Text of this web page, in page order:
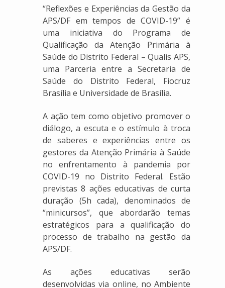
“Reflexões e Experiências da Gestão da
APS/DF em tempos de COVID-19” é
uma iniciativa do Programa de
Qualificação da Atenção Primária à
Saúde do Distrito Federal – Qualis APS,
uma Parceria entre a Secretaria de
Saúde do Distrito Federal, Fiocruz
Brasília e Universidade de Brasília.
A ação tem como objetivo promover o
diálogo, a escuta e o estímulo à troca
de saberes e experiências entre os
gestores da Atenção Primária à Saúde
no enfrentamento à pandemia por
COVID-19 no Distrito Federal. Estão
previstas 8 ações educativas de curta
duração (5h cada), denominados de
“minicursos”, que abordarão temas
estratégicos para a qualificação do
processo de trabalho na gestão da
APS/DF.
As ações educativas serão
desenvolvidas via online, no Ambiente